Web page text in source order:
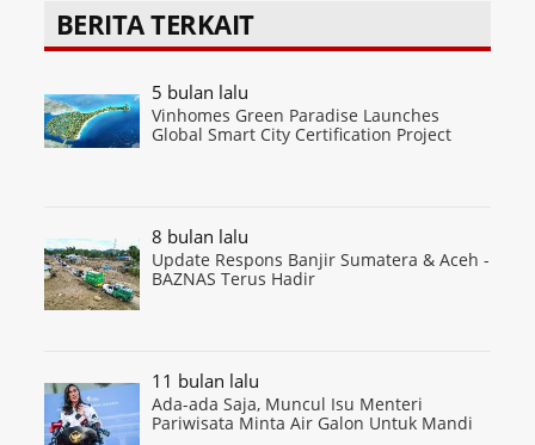
BERITA TERKAIT
5 bulan lalu
Vinhomes Green Paradise Launches
Global Smart City Certification Project
8 bulan lalu
Update Respons Banjir Sumatera & Aceh -
BAZNAS Terus Hadir
11 bulan lalu
Ada-ada Saja, Muncul Isu Menteri
Pariwisata Minta Air Galon Untuk Mandi